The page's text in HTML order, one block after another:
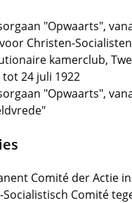
"Opwaarts",
Christen-
kamerclub,
24 juli 1922
"Opwaarts",
Comité der Actie
Comité